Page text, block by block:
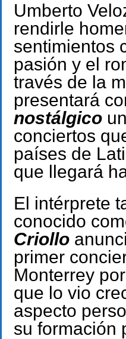
Umberto
rendirle
sentimientos
pasión y el
través de la
presentará
nostálgico
conciertos
países de
que llegará
El intérprete
conocido
Criollo
primer
Monterrey
que lo vio
aspecto
su formación